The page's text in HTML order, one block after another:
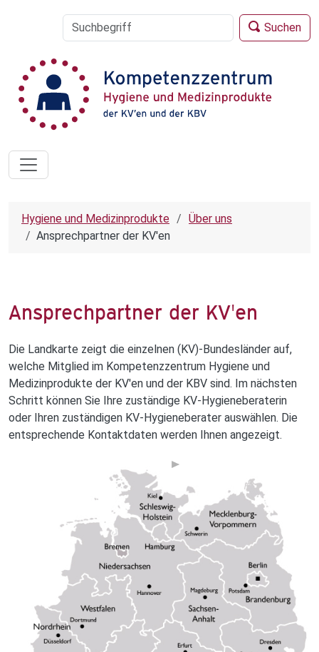
Suchen
Hygiene und Medizinprodukte
Über uns
Ansprechpartner der KV'en
Ansprechpartner der KV'en
Die Landkarte zeigt die einzelnen (KV)-Bundesländer auf,
welche Mitglied im Kompetenzzentrum Hygiene und
Medizinprodukte der KV'en und der KBV sind. Im nächsten
Schritt können Sie Ihre zuständige KV-Hygieneberaterin
oder Ihren zuständigen KV-Hygieneberater auswählen. Die
entsprechende Kontaktdaten werden Ihnen angezeigt.